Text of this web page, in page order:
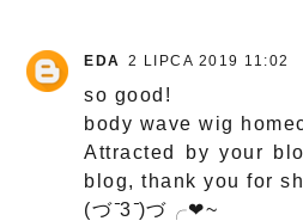
EDA 2 LIPCA 2019 11:02
so good!
body wave wig
Attracted by your
blog, thank you for
(づ ̄3 ̄)づ╭❤~